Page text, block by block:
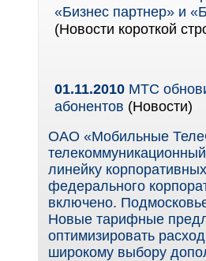
«Бизнес партнер» и
(Новости короткой
01.11.2010 МТС
абонентов (Новости)
ОАО «Мобильные
линейку
федерального
включено.
Новые тарифные
оптимизировать
широкому выбору